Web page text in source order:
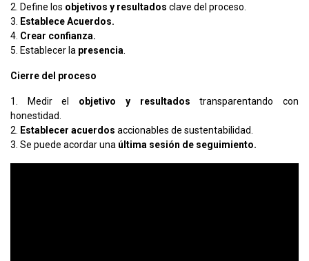
2. Define los objetivos y resultados clave del proceso.
3.
Establece Acuerdos.
4. Crear confianza.
5. Establecer la presencia
Cierre del proceso
1. Medir el objetivo y resultados transparentando con
honestidad.
2.
Establecer acuerdos accionables de sustentabilidad.
3. Se puede acordar una última sesión de seguimiento.